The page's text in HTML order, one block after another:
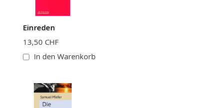
Einreden
13,50 CHF
In den Warenkorb